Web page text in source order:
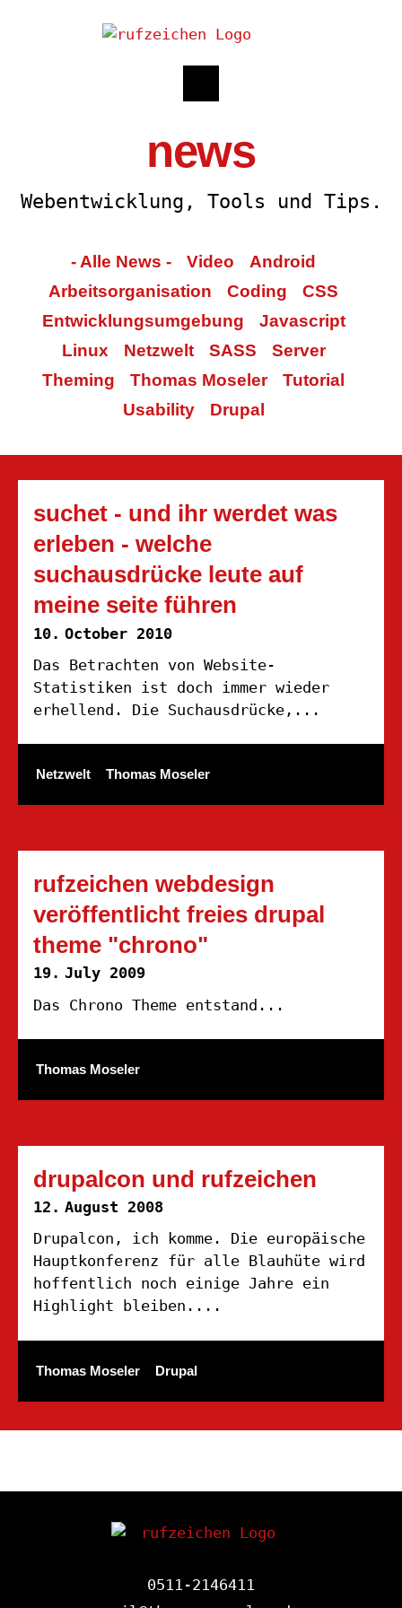
news
Webentwicklung, Tools und Tips.
- Alle News - Video
Android
Arbeitsorganisation
Coding
CSS
Entwicklungsumgebung
Javascript
Linux
Netzwelt SASS
Server
Theming
Thomas Moseler
Tutorial
Usability
Drupal
suchet - und ihr werdet was
erleben - welche
suchausdrücke leute auf
meine seite führen
10. October 2010
Das Betrachten von Website-
Statistiken ist doch immer wieder
erhellend. Die Suchausdrücke,...
Netzwelt Thomas Moseler
rufzeichen webdesign
veröffentlicht freies drupal
theme "chrono"
19. July 2009
Das Chrono Theme entstand...
Thomas Moseler
drupalcon und rufzeichen
12. August 2008
Drupalcon, ich komme. Die europäische
Hauptkonferenz für alle Blauhüte wird
hoffentlich noch einige Jahre ein
Highlight bleiben....
Thomas Moseler Drupal
0511-2146411